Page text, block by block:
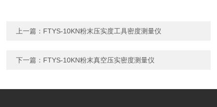
上一篇： FTYS-10KN粉末压实度工具密度测量仪
下一篇： FTYS-10KN粉末真空压实密度测量仪